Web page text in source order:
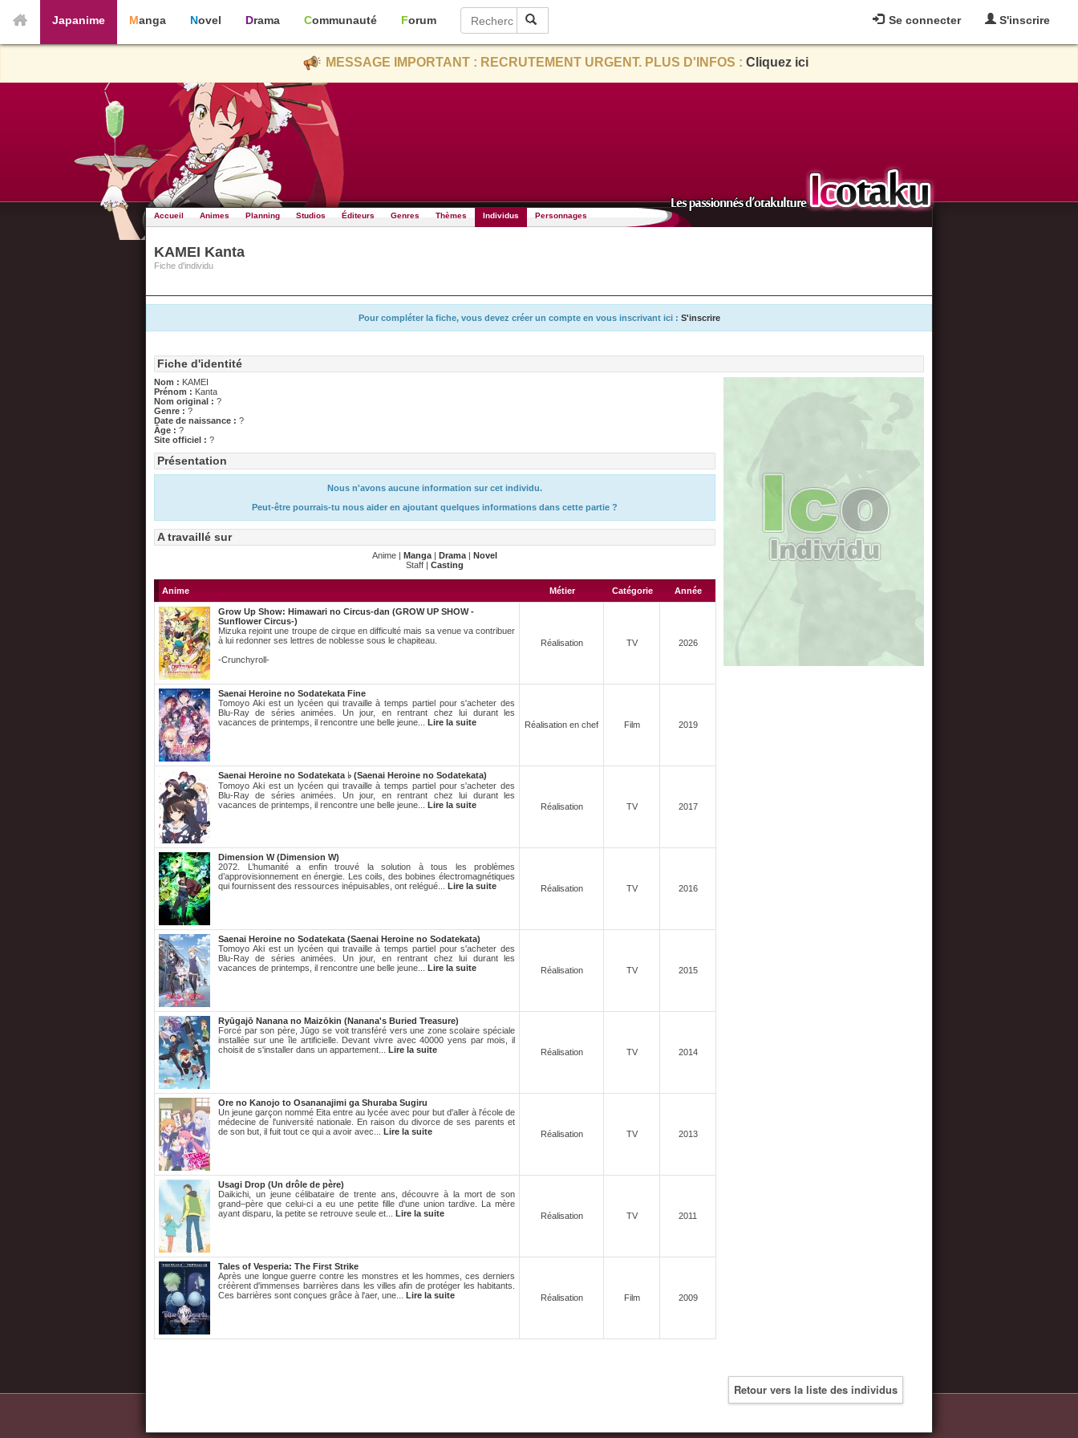
Se connecter S'inscrire
Japanime Manga Novel Drama Communauté Forum
MESSAGE IMPORTANT : RECRUTEMENT URGENT. PLUS D'INFOS : Cliquez ici
Accueil Animes Planning Studios Éditeurs Genres Thèmes Individus Personnages
KAMEI Kanta
Fiche d'individu
Pour compléter la fiche, vous devez créer un compte en vous inscrivant ici : S'inscrire
Fiche d'identité
Nom : KAMEI
Prénom : Kanta
Nom original : ?
Genre : ?
Date de naissance : ?
Âge : ?
Site officiel : ?
Présentation
Nous n'avons aucune information sur cet individu.
Peut-être pourrais-tu nous aider en ajoutant quelques informations dans cette partie ?
A travaillé sur
Anime | Manga | Drama | Novel
Staff | Casting
Anime Métier Catégorie Année
Grow Up Show: Himawari no Circus-dan (GROW UP SHOW -
Sunflower Circus-)
Mizuka rejoint une troupe de cirque en difficulté mais sa venue va contribuer
à lui redonner ses lettres de noblesse sous le chapiteau.
-Crunchyroll-
Réalisation TV 2026
Saenai Heroine no Sodatekata Fine
Tomoyo Aki est un lycéen qui travaille à temps partiel pour s'acheter des
Blu-Ray de séries animées. Un jour, en rentrant chez lui durant les
vacances de printemps, il rencontre une belle jeune... Lire la suite Réalisation en chef Film 2019
Saenai Heroine no Sodatekata ♭ (Saenai Heroine no Sodatekata)
Tomoyo Aki est un lycéen qui travaille à temps partiel pour s'acheter des
Blu-Ray de séries animées. Un jour, en rentrant chez lui durant les
vacances de printemps, il rencontre une belle jeune... Lire la suite Réalisation TV 2017
Dimension W (Dimension W)
2072. L’humanité a enfin trouvé la solution à tous les problèmes
d’approvisionnement en énergie. Les coils, des bobines électromagnétiques
qui fournissent des ressources inépuisables, ont relégué... Lire la suite Réalisation TV 2016
Saenai Heroine no Sodatekata (Saenai Heroine no Sodatekata)
Tomoyo Aki est un lycéen qui travaille à temps partiel pour s'acheter des
Blu-Ray de séries animées. Un jour, en rentrant chez lui durant les
vacances de printemps, il rencontre une belle jeune... Lire la suite Réalisation TV 2015
Ryūgajō Nanana no Maizōkin (Nanana's Buried Treasure)
Forcé par son père, Jūgo se voit transféré vers une zone scolaire spéciale
installée sur une île artificielle. Devant vivre avec 40000 yens par mois, il
choisit de s'installer dans un appartement... Lire la suite Réalisation TV 2014
Ore no Kanojo to Osananajimi ga Shuraba Sugiru
Un jeune garçon nommé Eita entre au lycée avec pour but d'aller à l'école de
médecine de l'université nationale. En raison du divorce de ses parents et
de son but, il fuit tout ce qui a avoir avec... Lire la suite Réalisation TV 2013
Usagi Drop (Un drôle de père)
Daikichi, un jeune célibataire de trente ans, découvre à la mort de son
grand–père que celui-ci a eu une petite fille d'une union tardive. La mère
ayant disparu, la petite se retrouve seule et... Lire la suite Réalisation TV 2011
Tales of Vesperia: The First Strike
Après une longue guerre contre les monstres et les hommes, ces derniers
créèrent d'immenses barrières dans les villes afin de protéger les habitants.
Ces barrières sont conçues grâce à l'aer, une... Lire la suite Réalisation Film 2009
Retour vers la liste des individus